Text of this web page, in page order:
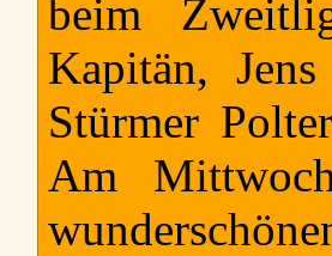
beim
Kapitän,
Stürmer
Am